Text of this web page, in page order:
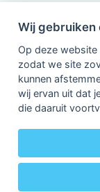
van
3000
BTW
Wij gebruiken
Op deze
zodat we site
kunnen
wij ervan uit dat
die daaruit